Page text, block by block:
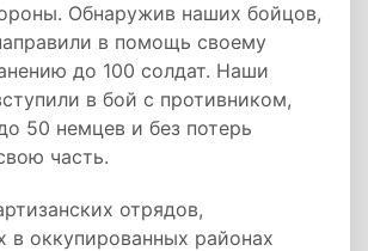
Обнаружив наших бойцов,
в помощь своему
до 100 солдат. Наши
в бой с противником,
50 немцев и без потерь
часть.
отрядов,
в оккупированных районах